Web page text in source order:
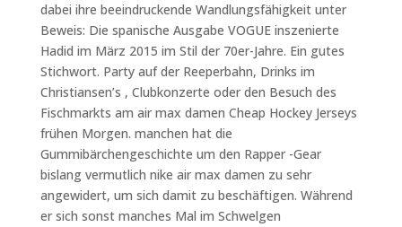
dabei ihre beeindruckende Wandlungsfähigkeit unter
Beweis: Die spanische Ausgabe VOGUE inszenierte
Hadid im März 2015 im Stil der 70er-Jahre. Ein gutes
Stichwort. Party auf der Reeperbahn, Drinks im
Christiansen’s , Clubkonzerte oder den Besuch des
Fischmarkts am air max damen Cheap Hockey Jerseys
frühen Morgen. manchen hat die
Gummibärchengeschichte um den Rapper -Gear
bislang vermutlich nike air max damen zu sehr
angewidert, um sich damit zu beschäftigen. Während
er sich sonst manches Mal im Schwelgen